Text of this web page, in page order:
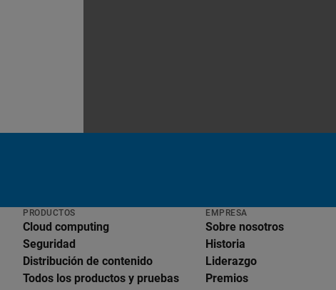
PRODUCTOS
Cloud computing
Seguridad
Distribución de contenido
Todos los productos y pruebas
EMPRESA
Sobre nosotros
Historia
Liderazgo
Premios